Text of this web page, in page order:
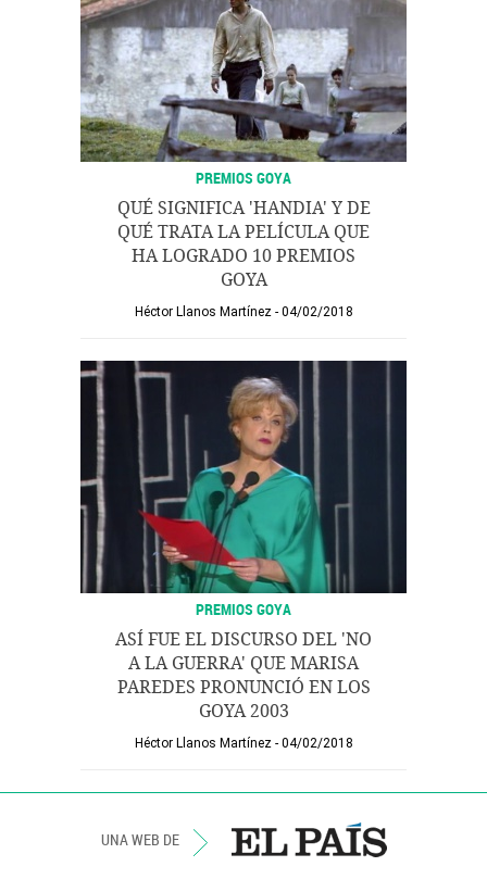
PREMIOS GOYA
QUÉ SIGNIFICA 'HANDIA' Y DE
QUÉ TRATA LA PELÍCULA QUE
HA LOGRADO 10 PREMIOS
GOYA
Héctor Llanos Martínez 04/02/2018
PREMIOS GOYA
ASÍ FUE EL DISCURSO DEL 'NO
A LA GUERRA' QUE MARISA
PAREDES PRONUNCIÓ EN LOS
GOYA 2003
Héctor Llanos Martínez 04/02/2018
UNA WEB DE